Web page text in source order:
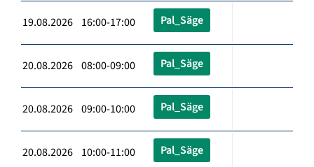
19.08.2026 16:00-17:00 Pal_Säge
20.08.2026 08:00-09:00 Pal_Säge
20.08.2026 09:00-10:00 Pal_Säge
20.08.2026 10:00-11:00 Pal_Säge